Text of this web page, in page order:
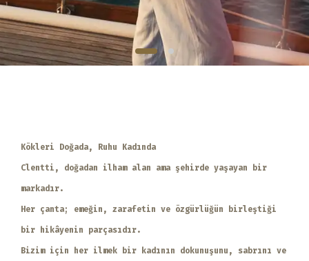
Kökleri Doğada, Ruhu Kadında
Clentti, doğadan ilham alan ama şehirde yaşayan bir
markadır.
Her çanta; emeğin, zarafetin ve özgürlüğün birleştiği
bir hikâyenin parçasıdır.
Bizim için her ilmek bir kadının dokunuşunu, sabrını ve